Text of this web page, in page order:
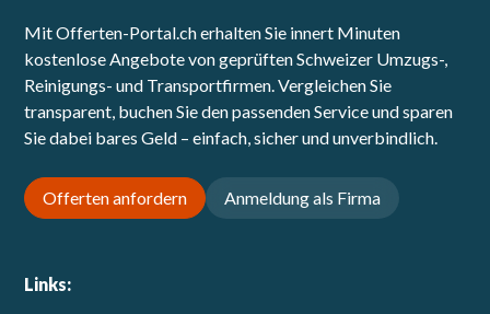
Mit Offerten-Portal.ch erhalten Sie innert Minuten
kostenlose Angebote von geprüften Schweizer Umzugs-,
Reinigungs- und Transportfirmen. Vergleichen Sie
transparent, buchen Sie den passenden Service und sparen
Sie dabei bares Geld – einfach, sicher und unverbindlich.
Offerten anfordern Anmeldung als Firma
Links: